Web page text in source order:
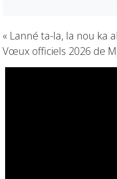
« Lanné ta-la, la nou ka
Vœux officiels 2026 de